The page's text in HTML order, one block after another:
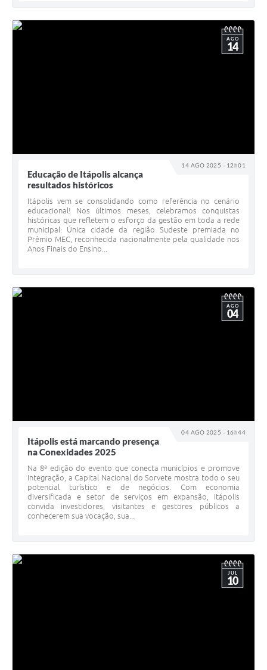
14 AGO 2025 - 12h01
AGO
14
Educação de Itápolis alcança
resultados históricos
Itápolis vem se consolidando como referência no cenário
educacional! Nos últimos meses, celebramos conquistas
históricas que refletem o esforço da gestão em toda a rede
municipal: Única cidade da região Sudeste premiada no
Prêmio MEC, reconhecida nacionalmente pela qualidade nos
Anos Finais do Ensino...
04 AGO 2025 - 16h44
AGO
04
Itápolis está marcando presença
na Conexidades 2025
Na 8ª edição do evento que conecta municípios e promove
integração, a Capital Nacional do Sorvete mostra todo o seu
potencial turístico e de negócios. Com economia
diversificada e setor de serviços em expansão, Itápolis
convida investidores, visitantes e gestores públicos a
conhecerem sua vocação, sua...
JUL
10